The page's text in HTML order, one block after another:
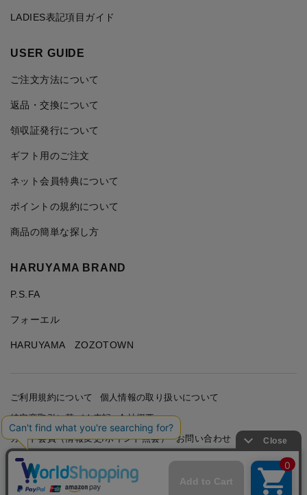
LADIES表記項目ガイド
USER GUIDE
ご注文方法について
返品・交換について
領収証発行について
ギフト用のご注文
ネット会員特典について
ポイントの規約について
商品の簡単な探し方
HARUYAMA BRAND
P.S.FA
フォーエル
HARUYAMA ZOZOTOWN
ご利用規約について
個人情報の取り扱いについて
特定商取引に基づく表記
会社概要
カード会員（情報変更/ポイント照会）
お問い合わせ